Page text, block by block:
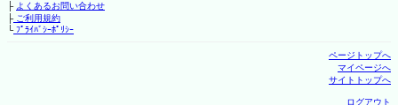
├ よくあるお問い合わせ
├ご利用規約
└ﾌﾟﾗｲﾊﾞｼｰﾎﾟﾘｼｰ
ページトップへ
マイページへ
サイトトップへ
ログアウト